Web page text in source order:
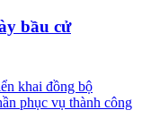
bầu cử
khai đồng bộ
phục vụ thành công